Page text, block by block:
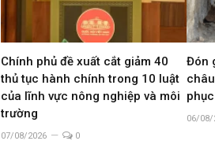
Chính phủ đề xuất cắt giảm 40
thủ tục hành chính trong 10 luật
của lĩnh vực nông nghiệp và môi
trường
07/08/2026 0
Đón
06/08/